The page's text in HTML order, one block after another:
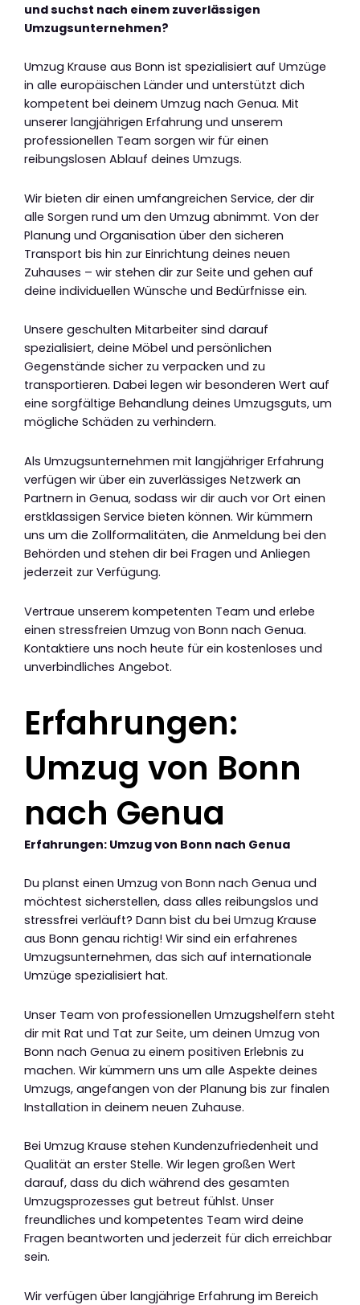
und suchst nach einem zuverlässigen
Umzugsunternehmen?
Umzug Krause aus Bonn ist spezialisiert auf Umzüge
in alle europäischen Länder und unterstützt dich
kompetent bei deinem Umzug nach Genua. Mit
unserer langjährigen Erfahrung und unserem
professionellen Team sorgen wir für einen
reibungslosen Ablauf deines Umzugs.
Wir bieten dir einen umfangreichen Service, der dir
alle Sorgen rund um den Umzug abnimmt. Von der
Planung und Organisation über den sicheren
Transport bis hin zur Einrichtung deines neuen
Zuhauses – wir stehen dir zur Seite und gehen auf
deine individuellen Wünsche und Bedürfnisse ein.
Unsere geschulten Mitarbeiter sind darauf
spezialisiert, deine Möbel und persönlichen
Gegenstände sicher zu verpacken und zu
transportieren. Dabei legen wir besonderen Wert auf
eine sorgfältige Behandlung deines Umzugsguts, um
mögliche Schäden zu verhindern.
Als Umzugsunternehmen mit langjähriger Erfahrung
verfügen wir über ein zuverlässiges Netzwerk an
Partnern in Genua, sodass wir dir auch vor Ort einen
erstklassigen Service bieten können. Wir kümmern
uns um die Zollformalitäten, die Anmeldung bei den
Behörden und stehen dir bei Fragen und Anliegen
jederzeit zur Verfügung.
Vertraue unserem kompetenten Team und erlebe
einen stressfreien Umzug von Bonn nach Genua.
Kontaktiere uns noch heute für ein kostenloses und
unverbindliches Angebot.
Erfahrungen:
Umzug von Bonn
nach Genua
Erfahrungen: Umzug von Bonn nach Genua
Du planst einen Umzug von Bonn nach Genua und
möchtest sicherstellen, dass alles reibungslos und
stressfrei verläuft? Dann bist du bei Umzug Krause
aus Bonn genau richtig! Wir sind ein erfahrenes
Umzugsunternehmen, das sich auf internationale
Umzüge spezialisiert hat.
Unser Team von professionellen Umzugshelfern steht
dir mit Rat und Tat zur Seite, um deinen Umzug von
Bonn nach Genua zu einem positiven Erlebnis zu
machen. Wir kümmern uns um alle Aspekte deines
Umzugs, angefangen von der Planung bis zur finalen
Installation in deinem neuen Zuhause.
Bei Umzug Krause stehen Kundenzufriedenheit und
Qualität an erster Stelle. Wir legen großen Wert
darauf, dass du dich während des gesamten
Umzugsprozesses gut betreut fühlst. Unser
freundliches und kompetentes Team wird deine
Fragen beantworten und jederzeit für dich erreichbar
sein.
Wir verfügen über langjährige Erfahrung im Bereich